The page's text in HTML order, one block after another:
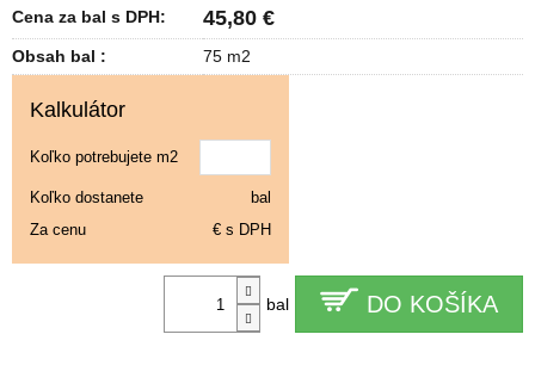
bal DO KOŠÍKA
Cena za bal s DPH:
45,80 €
Obsah bal : 75 m2
Kalkulátor
Koľko potrebujete m2
Koľko dostanete
bal
Za cenu
€ s DPH